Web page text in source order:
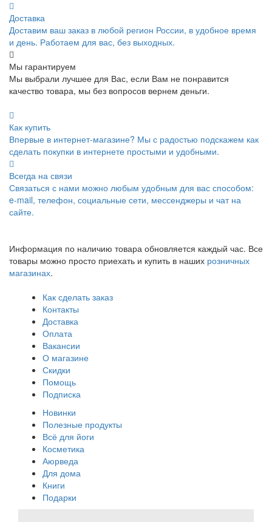
Доставка
Доставим ваш заказ в любой регион России, в удобное время
и день. Работаем для вас, без выходных.
Мы гарантируем
Мы выбрали лучшее для Вас, если Вам не понравится
качество товара, мы без вопросов вернем деньги.
Как купить
Впервые в интернет-магазине? Мы с радостью подскажем как
сделать покупки в интернете простыми и удобными.
Всегда на связи
Связаться с нами можно любым удобным для вас способом:
e-mail, телефон, социальные сети, мессенджеры и чат на
сайте.
Информация по наличию товара обновляется каждый час. Все
товары можно просто приехать и купить в наших розничных
магазинах.
Как сделать заказ
Контакты
Доставка
Оплата
Вакансии
О магазине
Скидки
Помощь
Подписка
Новинки
Полезные продукты
Всё для йоги
Косметика
Аюрведа
Для дома
Книги
Подарки